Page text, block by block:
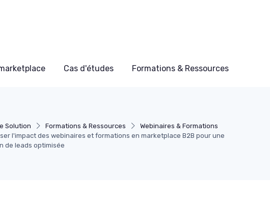
Cas d'études Formations & Ressources
Solution Formations & Ressources
Webinaires & Formations
l'impact des webinaires et formations en marketplace B2B pour une
de leads optimisée